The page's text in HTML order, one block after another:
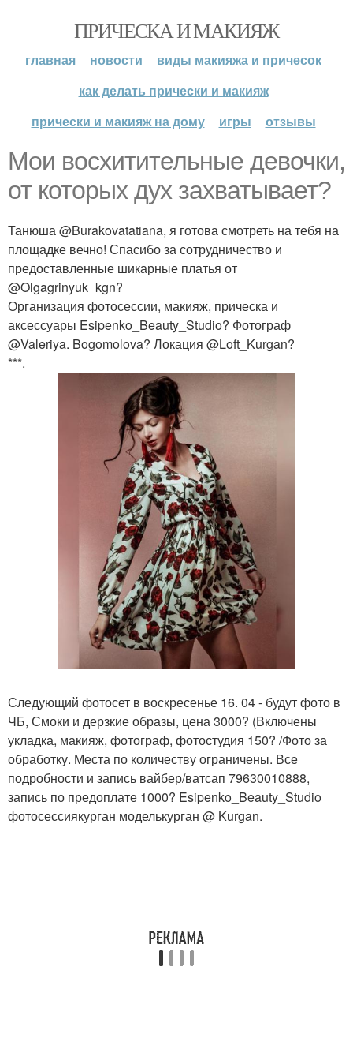
ПРИЧЕСКА И МАКИЯЖ
главная новости
виды макияжа и причесок
как делать прически и макияж
прически и макияж на дому
игры отзывы
Мои восхитительные девочки,
от которых дух захватывает?
Танюша @Burakovatatiana, я готова смотреть на тебя на
площадке вечно! Спасибо за сотрудничество и
предоставленные шикарные платья от
@Olgagrinyuk_kgn?
Организация фотосессии, макияж, прическа и
аксессуары Esipenko_Beauty_Studio? Фотограф
@Valeriya. Bogomolova? Локация @Loft_Kurgan?
***.
Следующий фотосет в воскресенье 16. 04 - будут фото в
ЧБ, Смоки и дерзкие образы, цена 3000? (Включены
укладка, макияж, фотограф, фотостудия 150? /Фото за
обработку. Места по количеству ограничены. Все
подробности и запись вайбер/ватсап 79630010888,
запись по предоплате 1000? Esipenko_Beauty_Studio
фотосессиякурган моделькурган @ Kurgan.